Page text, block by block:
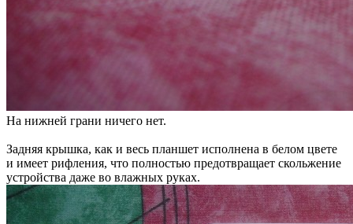
На нижней грани ничего нет.
Задняя крышка, как и весь планшет исполнена в белом цвете
и имеет рифления, что полностью предотвращает скольжение
устройства даже во влажных руках.